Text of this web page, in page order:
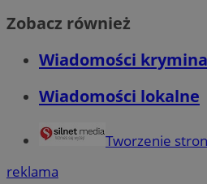
Zobacz również
Wiadomości
Wiadomości lokalne
Tworzenie
reklama
Niezbędne pliki cookie
strony internetowej, takich jak
ze strony internetowej.